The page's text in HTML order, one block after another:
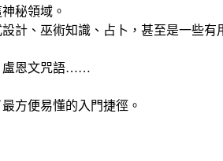
秘領域。
、巫術知識、占卜，甚至是一些有
盧恩文咒語……
方便易懂的入門捷徑。